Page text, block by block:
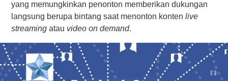
yang memungkinkan penonton memberikan dukungan
langsung berupa bintang saat menonton konten live
streaming atau video on demand.